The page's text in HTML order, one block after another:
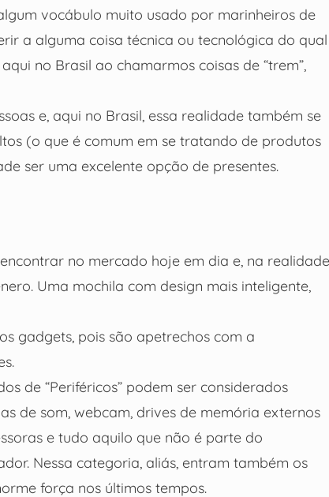
vocábulo muito usado por marinheiros de
a alguma coisa técnica ou tecnológica do qual
no Brasil ao chamarmos coisas de “trem”,
e, aqui no Brasil, essa realidade também se
(o que é comum em se tratando de produtos
ser uma excelente opção de presentes.
no mercado hoje em dia e, na
Uma mochila com design mais inteligente,
gadgets, pois são apetrechos com a
de “Periféricos” podem ser considerados
de som, webcam, drives de memória externos
e tudo aquilo que não é parte do
Nessa categoria, aliás, entram também os
força nos últimos tempos.